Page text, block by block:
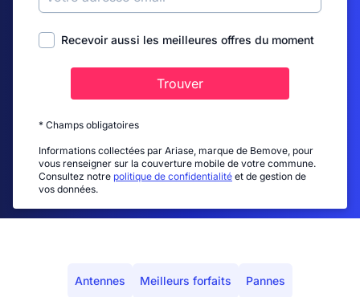
Recevoir aussi les meilleures offres du moment
Trouver
* Champs obligatoires
Informations collectées par Ariase, marque de Bemove, pour
vous renseigner sur la couverture mobile de votre commune.
Consultez notre politique de confidentialité et de gestion de
vos données.
Antennes Meilleurs forfaits Pannes